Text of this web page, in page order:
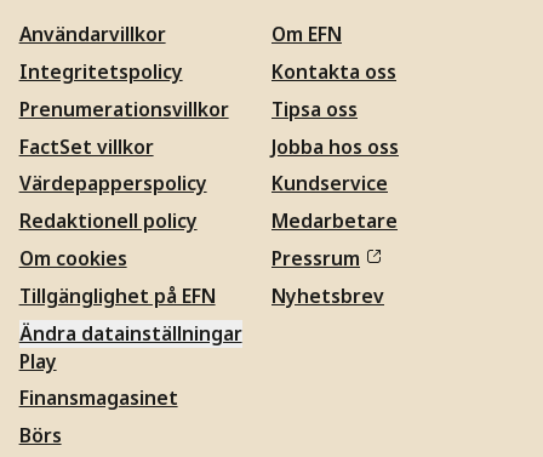
Användarvillkor
Integritetspolicy
Prenumerationsvillkor
FactSet villkor
Värdepapperspolicy
Redaktionell policy
Om cookies
Tillgänglighet på EFN
Ändra datainställningar
Om EFN
Kontakta oss
Tipsa oss
Jobba hos oss
Kundservice
Medarbetare
Pressrum
Nyhetsbrev
Play
Finansmagasinet
Börs